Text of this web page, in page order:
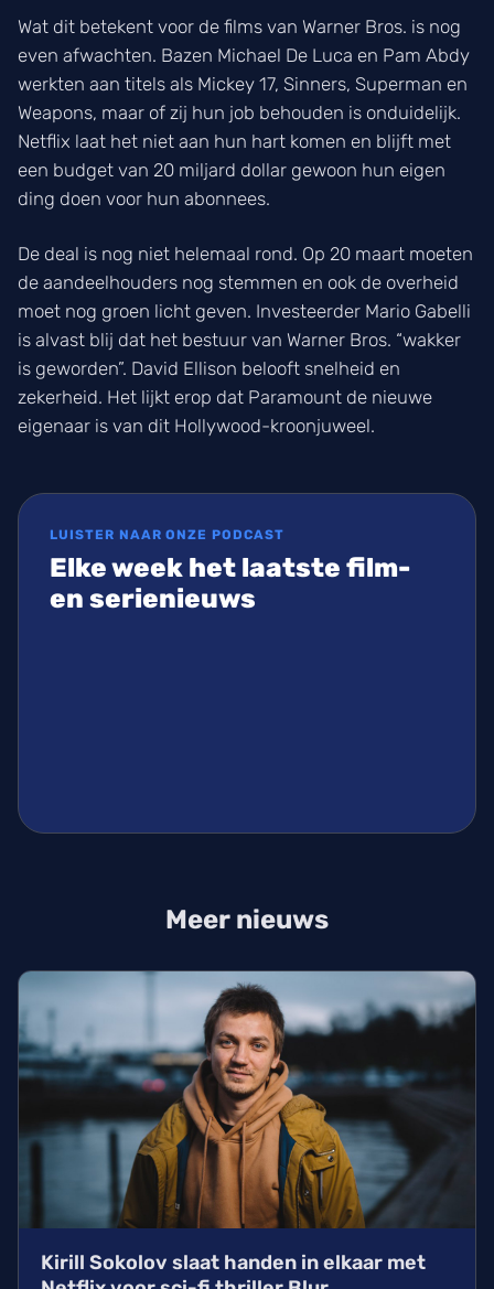
Wat dit betekent voor de films van Warner Bros. is nog
even afwachten. Bazen Michael De Luca en Pam Abdy
werkten aan titels als Mickey 17, Sinners, Superman en
Weapons, maar of zij hun job behouden is onduidelijk.
Netflix laat het niet aan hun hart komen en blijft met
een budget van 20 miljard dollar gewoon hun eigen
ding doen voor hun abonnees.
De deal is nog niet helemaal rond. Op 20 maart moeten
de aandeelhouders nog stemmen en ook de overheid
moet nog groen licht geven. Investeerder Mario Gabelli
is alvast blij dat het bestuur van Warner Bros. “wakker
is geworden”. David Ellison belooft snelheid en
zekerheid. Het lijkt erop dat Paramount de nieuwe
eigenaar is van dit Hollywood-kroonjuweel.
LUISTER NAAR ONZE PODCAST
Elke week het laatste film-
en serienieuws
Meer nieuws
Kirill Sokolov slaat handen in elkaar met